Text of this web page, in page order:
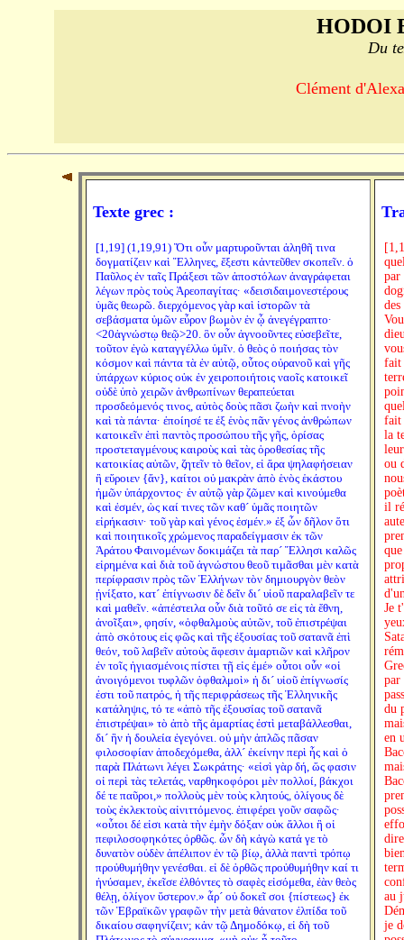
HODOI
Du
Clément
Texte grec :
[1,19] (1,19,91) Ὅτι οὖν μαρτυροῦνται ἀληθῆ τινα
δογματίζειν καὶ Ἕλληνες, ἔξεστι κἀντεῦθεν σκοπεῖν. ὁ
Παῦλος ἐν ταῖς Πράξεσι τῶν ἀποστόλων ἀναγράφεται
λέγων πρὸς τοὺς Ἀρεοπαγίτας· «δεισιδαιμονεστέρους
ὑμᾶς θεωρῶ. διερχόμενος γὰρ καὶ ἱστορῶν τὰ
σεβάσματα ὑμῶν εὗρον βωμὸν ἐν ᾧ ἀνεγέγραπτο·
<20ἀγνώστῳ θεῷ>20. ὃν οὖν ἀγνοοῦντες εὐσεβεῖτε,
τοῦτον ἐγὼ καταγγέλλω ὑμῖν. ὁ θεὸς ὁ ποιήσας τὸν
κόσμον καὶ πάντα τὰ ἐν αὐτῷ, οὗτος οὐρανοῦ καὶ γῆς
ὑπάρχων κύριος οὐκ ἐν χειροποιήτοις ναοῖς κατοικεῖ
οὐδὲ ὑπὸ χειρῶν ἀνθρωπίνων θεραπεύεται
προσδεόμενός τινος, αὐτὸς δοὺς πᾶσι ζωὴν καὶ πνοὴν
καὶ τὰ πάντα· ἐποίησέ τε ἐξ ἑνὸς πᾶν γένος ἀνθρώπων
κατοικεῖν ἐπὶ παντὸς προσώπου τῆς γῆς, ὁρίσας
προστεταγμένους καιροὺς καὶ τὰς ὁροθεσίας τῆς
κατοικίας αὐτῶν, ζητεῖν τὸ θεῖον, εἰ ἄρα ψηλαφήσειαν
ἢ εὕροιεν {ἄν}, καίτοι οὐ μακρὰν ἀπὸ ἑνὸς ἑκάστου
ἡμῶν ὑπάρχοντος· ἐν αὐτῷ γὰρ ζῶμεν καὶ κινούμεθα
καὶ ἐσμέν, ὡς καί τινες τῶν καθ´ ὑμᾶς ποιητῶν
εἰρήκασιν· τοῦ γὰρ καὶ γένος ἐσμέν.» ἐξ ὧν δῆλον ὅτι
καὶ ποιητικοῖς χρώμενος παραδείγμασιν ἐκ τῶν
Ἀράτου Φαινομένων δοκιμάζει τὰ παρ´ Ἕλλησι καλῶς
εἰρημένα καὶ διὰ τοῦ ἀγνώστου θεοῦ τιμᾶσθαι μὲν κατὰ
περίφρασιν πρὸς τῶν Ἑλλήνων τὸν δημιουργὸν θεὸν
ᾐνίξατο, κατ´ ἐπίγνωσιν δὲ δεῖν δι´ υἱοῦ παραλαβεῖν τε
καὶ μαθεῖν. «ἀπέστειλα οὖν διὰ τοῦτό σε εἰς τὰ ἔθνη,
ἀνοῖξαι», φησίν, «ὀφθαλμοὺς αὐτῶν, τοῦ ἐπιστρέψαι
ἀπὸ σκότους εἰς φῶς καὶ τῆς ἐξουσίας τοῦ σατανᾶ ἐπὶ
θεόν, τοῦ λαβεῖν αὐτοὺς ἄφεσιν ἁμαρτιῶν καὶ κλῆρον
ἐν τοῖς ἡγιασμένοις πίστει τῇ εἰς ἐμέ» οὗτοι οὖν «οἱ
ἀνοιγόμενοι τυφλῶν ὀφθαλμοὶ» ἡ δι´ υἱοῦ ἐπίγνωσίς
ἐστι τοῦ πατρός, ἡ τῆς περιφράσεως τῆς Ἑλληνικῆς
κατάληψις, τό τε «ἀπὸ τῆς ἐξουσίας τοῦ σατανᾶ
ἐπιστρέψαι» τὸ ἀπὸ τῆς ἁμαρτίας ἐστὶ μεταβάλλεσθαι,
δι´ ἣν ἡ δουλεία ἐγεγόνει. οὐ μὴν ἁπλῶς πᾶσαν
φιλοσοφίαν ἀποδεχόμεθα, ἀλλ´ ἐκείνην περὶ ἧς καὶ ὁ
παρὰ Πλάτωνι λέγει Σωκράτης· «εἰσὶ γὰρ δή, ὥς φασιν
οἱ περὶ τὰς τελετάς, ναρθηκοφόροι μὲν πολλοί, βάκχοι
δέ τε παῦροι,» πολλοὺς μὲν τοὺς κλητούς, ὀλίγους δὲ
τοὺς ἐκλεκτοὺς αἰνιττόμενος. ἐπιφέρει γοῦν σαφῶς·
«οὗτοι δέ εἰσι κατὰ τὴν ἐμὴν δόξαν οὐκ ἄλλοι ἢ οἱ
πεφιλοσοφηκότες ὀρθῶς. ὧν δὴ κἀγὼ κατά γε τὸ
δυνατὸν οὐδὲν ἀπέλιπον ἐν τῷ βίῳ, ἀλλὰ παντὶ τρόπῳ
προὐθυμήθην γενέσθαι. εἰ δὲ ὀρθῶς προὐθυμήθην καί τι
ἠνύσαμεν, ἐκεῖσε ἐλθόντες τὸ σαφὲς εἰσόμεθα, ἐὰν θεὸς
θέλῃ, ὀλίγον ὕστερον.» ἆρ´ οὐ δοκεῖ σοι {πίστεως} ἐκ
τῶν Ἑβραϊκῶν γραφῶν τὴν μετὰ θάνατον ἐλπίδα τοῦ
δικαίου σαφηνίζειν; κἀν τῷ Δημοδόκῳ, εἰ δὴ τοῦ
par
fait
fait
la
ou
il
Je
par
du
en
au
je